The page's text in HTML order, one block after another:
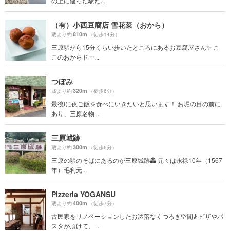
（有）小西豆腐店 雪花菜（おから）
蔵より約810m （徒歩14分）
三原駅から15分くらい歩いたところにあるお豆腐屋さん✨ こ
このおからドー...
つぼみ
蔵より約320m （徒歩6分）
最後lに夜ご飯を食べにいきたいと思います！ お堀の目の前に
あり、三原名物...
三原城跡
蔵より約300m （徒歩6分）
三原の駅のそばにあるのが三原城跡🏯 元々は永禄10年（1567
年）毛利元...
Pizzeria YOGANSU
蔵より約400m （徒歩7分）
古民家をリノベーションしたお洒落なくつろぎ空間♪ ピザやパ
スタが頂けて、...